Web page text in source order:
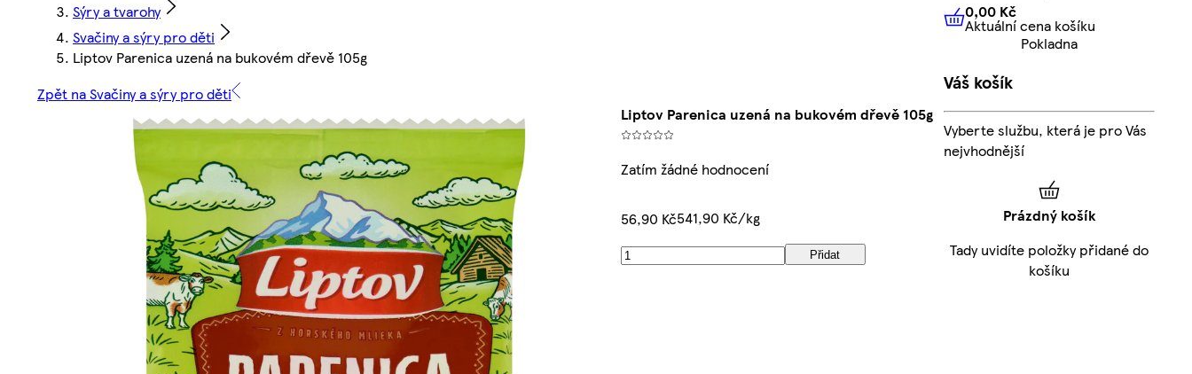
Sýry a tvarohy
Svačiny a sýry pro děti
Liptov Parenica uzená na bukovém dřevě 105g
Zpět na Svačiny a sýry pro děti
Liptov Parenica uzená na bukovém dřevě 105g
Zatím žádné hodnocení
56,90 Kč541,90 Kč/kg
Přidat
0,00 KčAktuální cena košíku
0,00 Kč
Aktuální cena košíku
Pokladna
Váš košík
Vyberte službu, která je pro Vás
nejvhodnější
Prázdný košík
Tady uvidíte položky přidané do
košíku